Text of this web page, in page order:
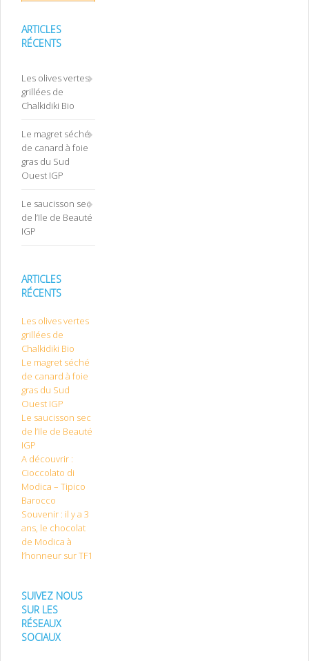
ARTICLES
RÉCENTS
Les olives vertes
grillées de
Chalkidiki Bio
Le magret séché
de canard à foie
gras du Sud
Ouest IGP
Le saucisson sec
de l’Ile de Beauté
IGP
ARTICLES
RÉCENTS
Les olives vertes
grillées de
Chalkidiki Bio
Le magret séché
de canard à foie
gras du Sud
Ouest IGP
Le saucisson sec
de l’Ile de Beauté
IGP
A découvrir :
Cioccolato di
Modica – Tipico
Barocco
Souvenir : il y a 3
ans, le chocolat
de Modica à
l’honneur sur TF1
SUIVEZ NOUS
SUR LES
RÉSEAUX
SOCIAUX